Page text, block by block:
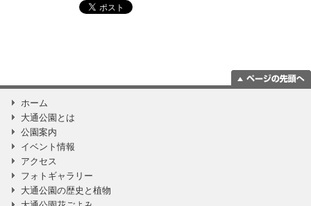
ホーム
大通公園とは
公園案内
イベント情報
アクセス
フォトギャラリー
大通公園の歴史と植物